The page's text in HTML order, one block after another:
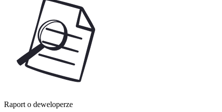
Raport o deweloperze